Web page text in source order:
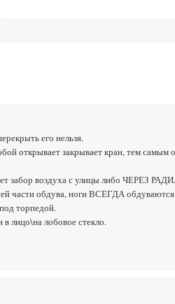
его нельзя.
открывает закрывает кран, тем самым
забор воздуха с улицы либо ЧЕРЕЗ
обдува, ноги ВСЕГДА обдуваются
торпедой.
лицо\на лобовое стекло.